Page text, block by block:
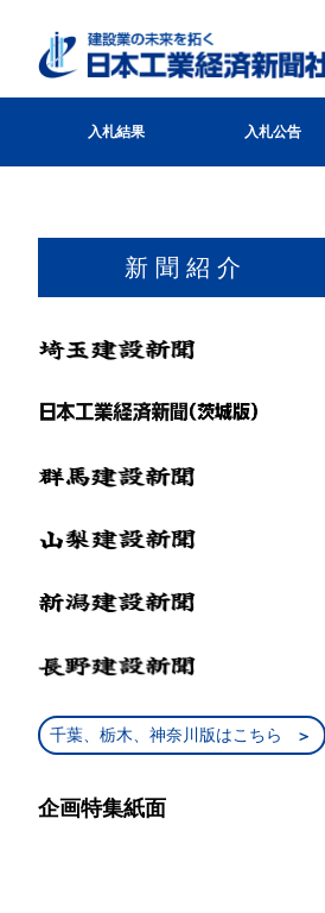
入札結果 入札公告
新 聞 紹 介
千葉、栃木、神奈川版はこちら
企画特集紙面